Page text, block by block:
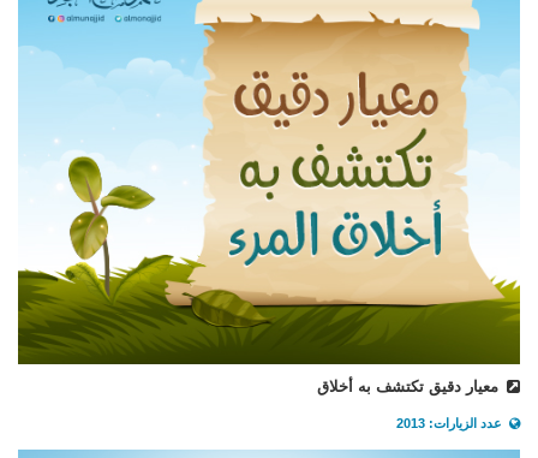
معيار دقيق تكتشف به أخلاق
عدد الزيارات: 2013